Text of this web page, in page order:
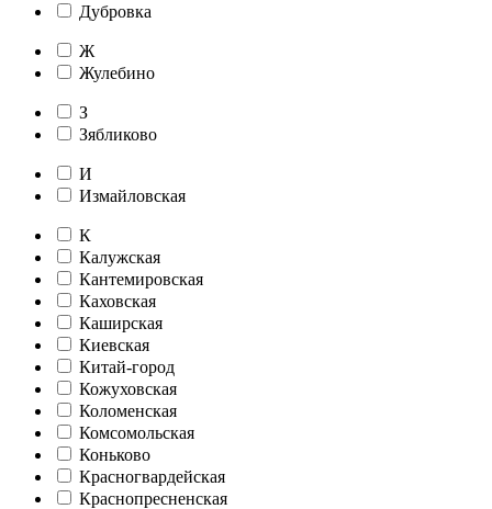
Дубровка
Ж
Жулебино
З
Зябликово
И
Измайловская
К
Калужская
Кантемировская
Каховская
Каширская
Киевская
Китай-город
Кожуховская
Коломенская
Комсомольская
Коньково
Красногвардейская
Краснопресненская